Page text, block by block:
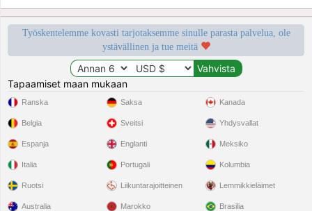
Työskentelemme kovasti tarjotaksemme sinulle parasta palvelua, ole
ystävällinen ja tue meitä
Tapaamiset maan mukaan
Ranska
Belgia
Espanja
Italia
Ruotsi
Saksa
Sveitsi
Englanti
Portugali
Liikuntarajoitteinen
Kanada
Yhdysvallat
Meksiko
Kolumbia
Lemmikkieläimet
Australia Marokko Brasilia